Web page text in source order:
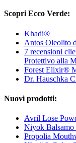
Scopri Ecco Verde:
Khadi®
Antos Oleolito
7 recensioni
Protettivo alla
Forest Elixir®
Dr. Hauschka
Nuovi prodotti:
Avril Lose
Niyok
Propolia